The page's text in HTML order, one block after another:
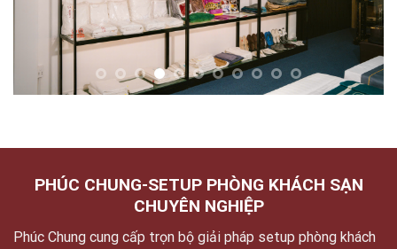
PHÚC CHUNG-SETUP PHÒNG KHÁCH SẠN
CHUYÊN NGHIỆP
Phúc Chung cung cấp trọn bộ giải pháp setup phòng khách